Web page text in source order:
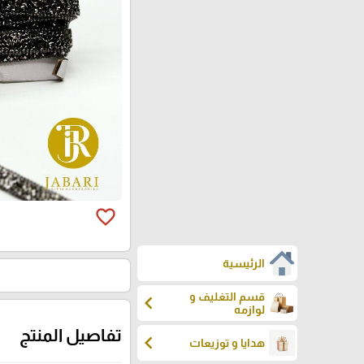
الرئيسية
قسم التغليف و
لوازمه
chevron_left
هدايا و توزيعات chevron_left
favorite_border
تفاصيل المنتج